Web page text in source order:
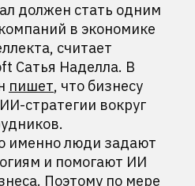
должен стать одним
в экономике
считает
Сатья Наделла. В
пишет, что бизнесу
стратегии вокруг
именно люди задают
и помогают ИИ
Поэтому по мере